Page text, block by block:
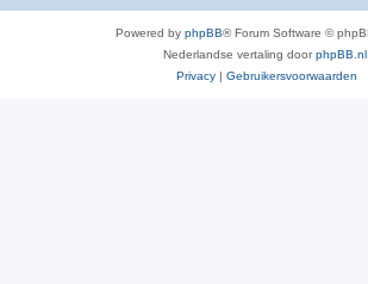
Powered by phpBB® Forum Software ©
Nederlandse vertaling doorphpBB.nl
Privacy | Gebruikersvoorwaarden